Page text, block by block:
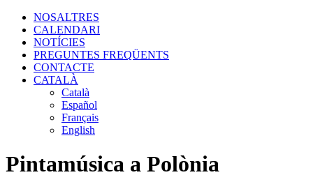
NOSALTRES
CALENDARI
NOTÍCIES
PREGUNTES FREQÜENTS
CONTACTE
CATALÀ
Català
Español
Français
English
Pintamúsica a Polònia